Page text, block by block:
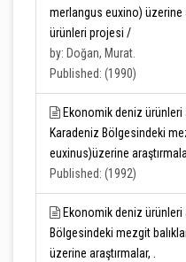
merlangus euxino) üzerine
ürünleri projesi /
by: Doğan, Murat.
Published: (1990)
Ekonomik deniz ürünleri
Karadeniz Bölgesindeki
euxinus)üzerine
Published: (1992)
Ekonomik deniz
Bölgesindeki mezgit
üzerine araştırmalar, .